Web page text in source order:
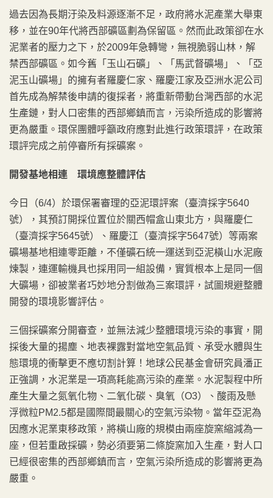
過去因為長期汙染及料源逐漸不足，政府將水泥產業大舉東
移，並在90年代將西部礦區劃為保留區。然而此政策卻在水
泥業者的壓力之下，於2009年急轉彎，無視脆弱山林，解
禁西部礦區。如今舊「玉山石礦」、「馬武督礦場」、「亞
泥玉山礦場」的擁有者羅慶仁家、羅慶江家及亞洲水泥公司
首先成為解禁後申請的復採者，將重新帶動台灣西部的水泥
生產鏈，對人口密集的西部鄉鎮而言，污染所造成的影響將
更為嚴重。環保團體呼籲政府應對此進行政策環評，在政策
環評完成之前停審所有採礦案。
開發基地相連 環境應整體評估
今日（6/4）於環保署審理的亞泥環評案（臺濟採字5640
號），其預訂開採位置位於關西帽盒山東北方，與羅慶仁
（臺濟採字5645號）、羅慶江（臺濟採字5647號）等兩案
礦場基地相連零距離，不僅礦石統一運送到亞泥橫山水泥廠
煉製，連運輸機具也採用同一組設備，實質根本上是同一個
大礦場，卻被業者巧妙地分割做為三案環評，試圖規避整體
開發的環境影響評估。
三個採礦案分開審查，並無法減少整體環境污染的事實，開
採後大量的揚塵、地表裸露對當地空氣品質、承受水體與生
態環境的衝擊更不應切割計算！地球公民基金會研究員潘正
正強調，水泥業是一項高耗能高污染的產業。水泥製程中所
產生大量之氮氧化物、二氧化碳、臭氧（O3）、酸雨及懸
浮微粒PM2.5都是國際間最關心的空氣污染物。當年亞泥為
因應水泥業東移政策，將橫山廠的規模由兩座旋窯縮減為一
座，但若重啟採礦，勢必須要第二條旋窯加入生產，對人口
已經很密集的西部鄉鎮而言，空氣污染所造成的影響將更為
嚴重。